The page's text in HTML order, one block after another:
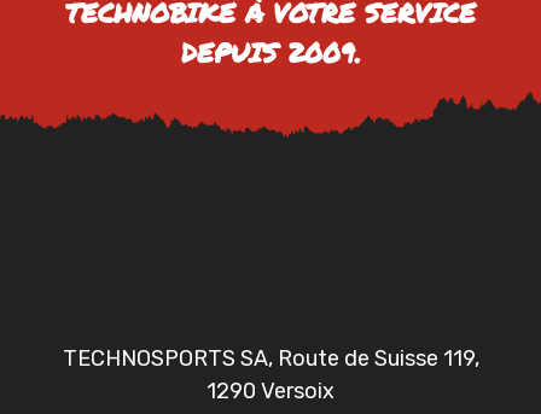
TECHNOBIKE À VOTRE SERVICE
DEPUIS 2009.
TECHNOSPORTS SA, Route de Suisse 119,
1290 Versoix